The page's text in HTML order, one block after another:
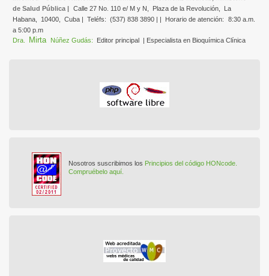
de Salud Pública | Calle 27 No. 110 e/ M y N, Plaza de la Revolución,
La
Habana, 10400, Cuba | Teléfs: (537) 838 3890 | | Horario de atención:
8:30 a.m.
a 5:00 p.m
Dra.
Mirta Núñez Gudás: Editor principal | Especialista en Bioquímica Clínica
Nosotros suscribimos los Principios del código HONcode.
Compruébelo aquí.